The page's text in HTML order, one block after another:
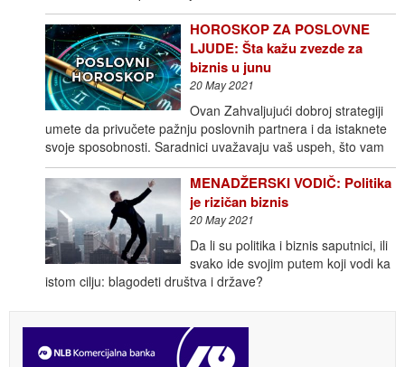
HOROSKOP ZA POSLOVNE
LJUDE: Šta kažu zvezde za
biznis u junu
20 May 2021
Ovan Zahvaljujući dobroj strategiji
umete da privučete pažnju poslovnih partnera i da istaknete
svoje sposobnosti. Saradnici uvažavaju vaš uspeh, što vam
MENADŽERSKI VODIČ: Politika
je rizičan biznis
20 May 2021
Da li su politika i biznis saputnici, ili
svako ide svojim putem koji vodi ka
istom cilju: blagodeti društva i države?